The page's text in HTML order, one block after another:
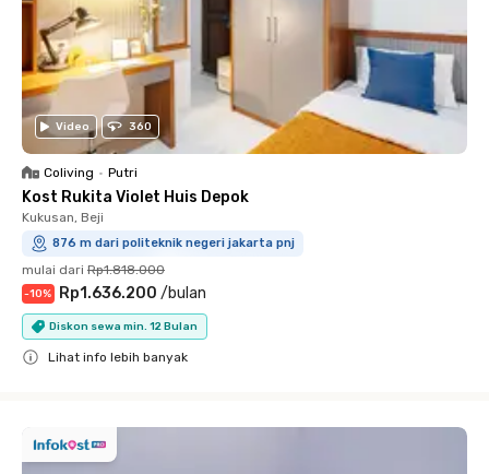
Video 360
Coliving • Putri
Kost Rukita Violet Huis Depok
Kukusan, Beji
876 m dari politeknik negeri jakarta pnj
mulai dari Rp1.818.000
-10% Rp1.636.200 /bulan
Diskon sewa min. 12 Bulan
Lihat info lebih banyak